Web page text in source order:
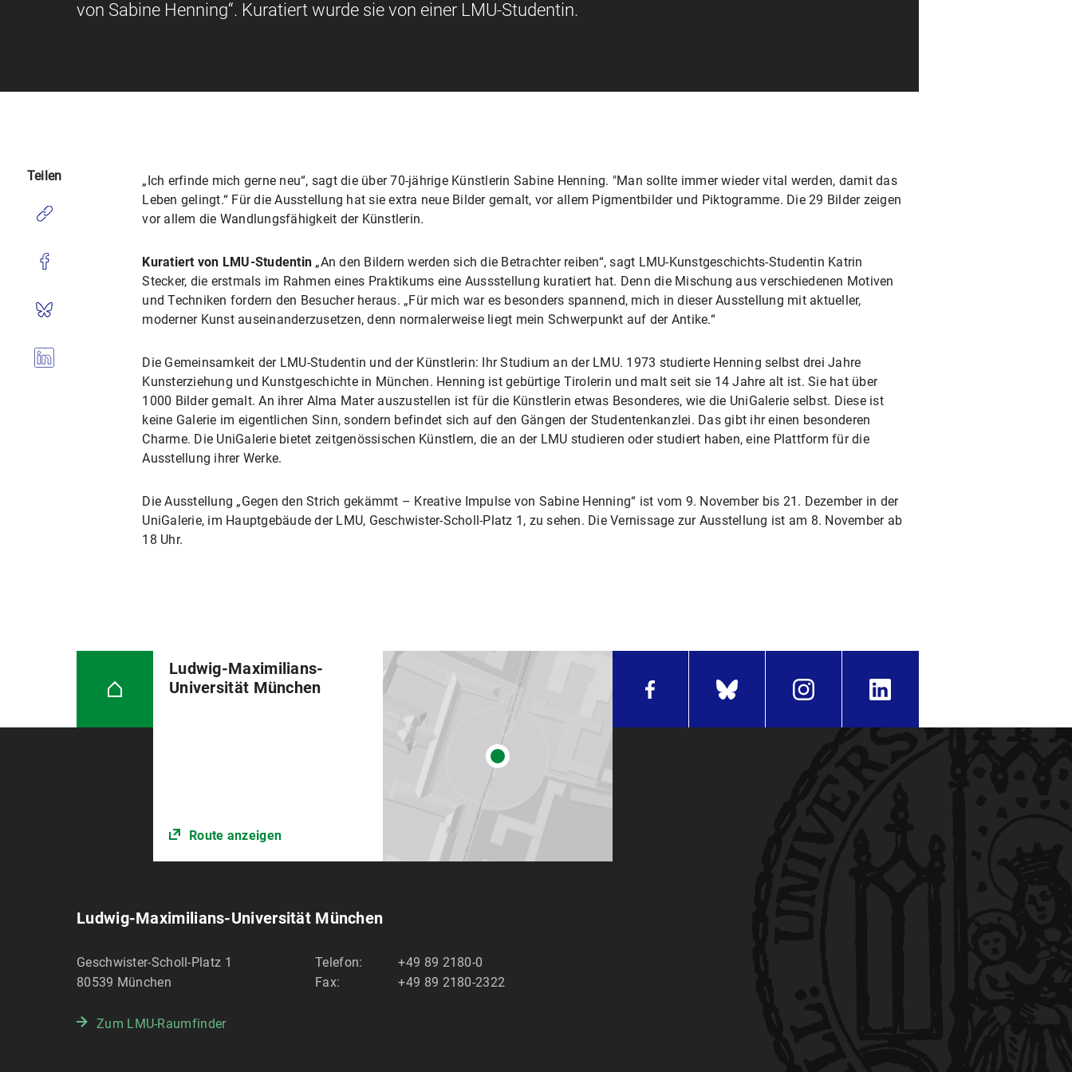
von Sabine Henning“. Kuratiert wurde sie von einer LMU-Studentin.
„Ich erfinde mich gerne neu“, sagt die über 70-jährige Künstlerin Sabine Henning. "Man sollte immer wieder vital werden, damit das
Leben gelingt.“ Für die Ausstellung hat sie extra neue Bilder gemalt, vor allem Pigmentbilder und Piktogramme. Die 29 Bilder zeigen
vor allem die Wandlungsfähigkeit der Künstlerin.
Kuratiert von LMU-Studentin „An den Bildern werden sich die Betrachter reiben“, sagt LMU-Kunstgeschichts-Studentin Katrin
Stecker, die erstmals im Rahmen eines Praktikums eine Aussstellung kuratiert hat. Denn die Mischung aus verschiedenen Motiven
und Techniken fordern den Besucher heraus. „Für mich war es besonders spannend, mich in dieser Ausstellung mit aktueller,
moderner Kunst auseinanderzusetzen, denn normalerweise liegt mein Schwerpunkt auf der Antike.“
Die Gemeinsamkeit der LMU-Studentin und der Künstlerin: Ihr Studium an der LMU. 1973 studierte Henning selbst drei Jahre
Kunsterziehung und Kunstgeschichte in München. Henning ist gebürtige Tirolerin und malt seit sie 14 Jahre alt ist. Sie hat über
1000 Bilder gemalt. An ihrer Alma Mater auszustellen ist für die Künstlerin etwas Besonderes, wie die UniGalerie selbst. Diese ist
keine Galerie im eigentlichen Sinn, sondern befindet sich auf den Gängen der Studentenkanzlei. Das gibt ihr einen besonderen
Charme. Die UniGalerie bietet zeitgenössischen Künstlern, die an der LMU studieren oder studiert haben, eine Plattform für die
Ausstellung ihrer Werke.
Die Ausstellung „Gegen den Strich gekämmt – Kreative Impulse von Sabine Henning“ ist vom 9. November bis 21. Dezember in der
UniGalerie, im Hauptgebäude der LMU, Geschwister-Scholl-Platz 1, zu sehen. Die Vernissage zur Ausstellung ist am 8. November ab
18 Uhr.
Teilen
Ludwig-Maximilians-
Universität München
Route anzeigen
Ludwig-Maximilians-Universität München
Geschwister-Scholl-Platz 1
80539 München
Telefon:
+49 89 2180-0
Fax:
+49 89 2180-2322
Zum LMU-Raumfinder